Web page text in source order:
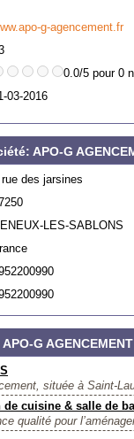
g-agencement.fr
0.0/5 pour 0
03-2016
APO-G
des jarsines
LES-SABLONS
G AGENCEMENT
située à Saint-
cuisine & salle de
qualité pour